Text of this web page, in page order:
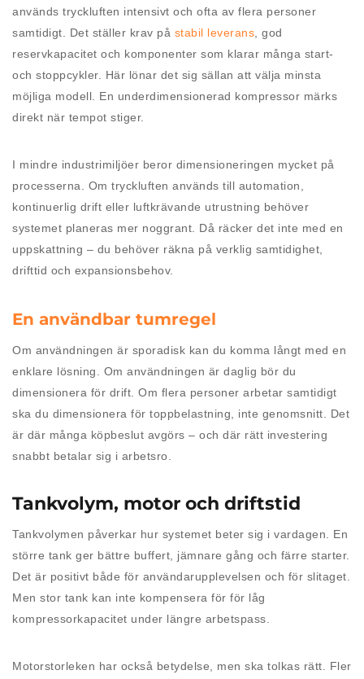
används tryckluften intensivt och ofta av flera personer
samtidigt. Det ställer krav på stabil leverans , god
reservkapacitet och komponenter som klarar många start-
och stoppcykler. Här lönar det sig sällan att välja minsta
möjliga modell. En underdimensionerad kompressor märks
direkt när tempot stiger.
I mindre industrimiljöer beror dimensioneringen mycket på
processerna. Om tryckluften används till automation,
kontinuerlig drift eller luftkrävande utrustning behöver
systemet planeras mer noggrant. Då räcker det inte med en
uppskattning – du behöver räkna på verklig samtidighet,
drifttid och expansionsbehov.
En användbar tumregel
Om användningen är sporadisk kan du komma långt med en
enklare lösning. Om användningen är daglig bör du
dimensionera för drift. Om flera personer arbetar samtidigt
ska du dimensionera för toppbelastning, inte genomsnitt. Det
är där många köpbeslut avgörs – och där rätt investering
snabbt betalar sig i arbetsro.
Tankvolym, motor och driftstid
Tankvolymen påverkar hur systemet beter sig i vardagen. En
större tank ger bättre buffert, jämnare gång och färre starter.
Det är positivt både för användarupplevelsen och för slitaget.
Men stor tank kan inte kompensera för för låg
kompressorkapacitet under längre arbetspass.
Motorstorleken har också betydelse, men ska tolkas rätt. Fler